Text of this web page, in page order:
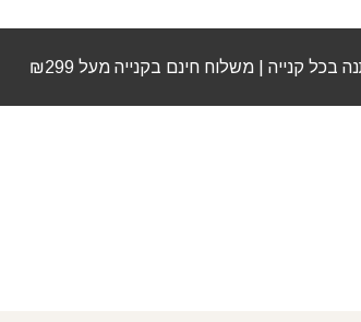
בכל קנייה | משלוח חינם בקנייה מעל ₪299